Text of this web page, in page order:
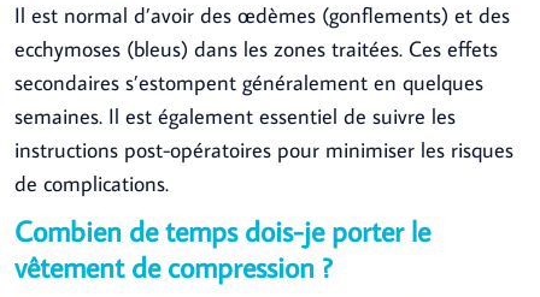
Il est normal d’avoir des œdèmes (gonflements) et des
ecchymoses (bleus) dans les zones traitées. Ces effets
secondaires s’estompent généralement en quelques
semaines. Il est également essentiel de suivre les
instructions post-opératoires pour minimiser les risques
de complications.
Combien de temps dois-je porter le
vêtement de compression ?